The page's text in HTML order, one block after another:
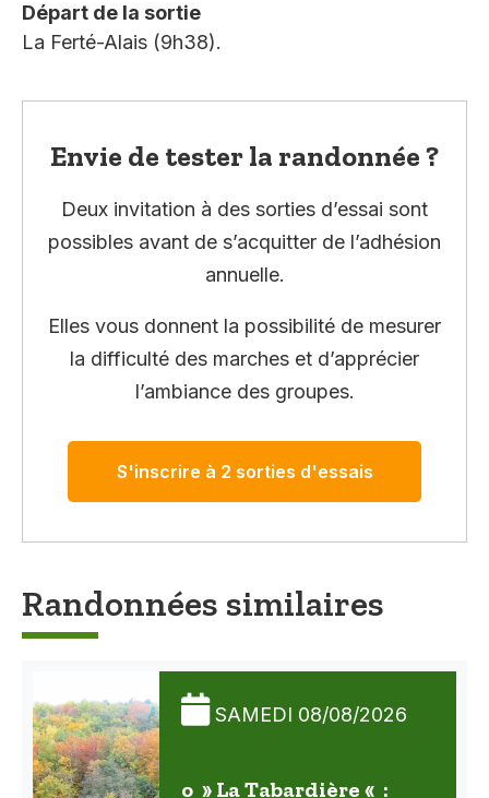
Départ de la sortie
La Ferté-Alais (9h38).
Envie de tester la randonnée ?
Deux invitation à des sorties d’essai sont
possibles avant de s’acquitter de l’adhésion
annuelle.
Elles vous donnent la possibilité de mesurer
la difficulté des marches et d’apprécier
l’ambiance des groupes.
S'inscrire à 2 sorties d'essais
Randonnées similaires
SAMEDI 08/08/2026
o » La Tabardière « :